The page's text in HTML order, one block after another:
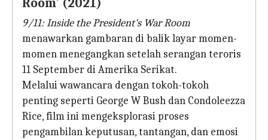
9/11: Inside the President's War Room
menawarkan gambaran di balik layar momen-
momen menegangkan setelah serangan teroris
11 September di Amerika Serikat.
Melalui wawancara dengan tokoh-tokoh
penting seperti George W Bush dan Condoleezza
Rice, film ini mengeksplorasi proses
pengambilan keputusan, tantangan, dan emosi